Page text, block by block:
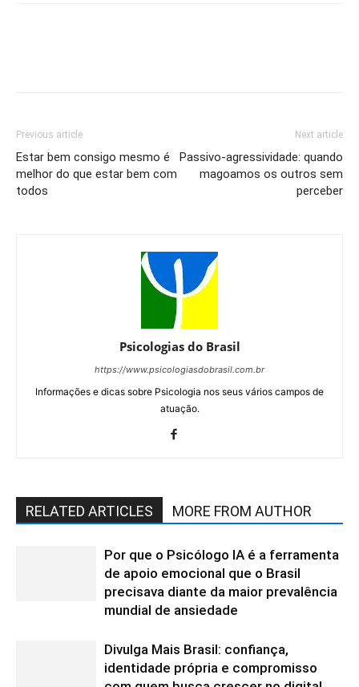
Previous article
Estar bem consigo mesmo é
melhor do que estar bem com
todos
Next article
Passivo-agressividade: quando
magoamos os outros sem
perceber
Psicologias do Brasil
https://www.psicologiasdobrasil.com.br
Informações e dicas sobre Psicologia nos seus vários campos de
atuação.
RELATED ARTICLES MORE FROM AUTHOR
Por que o Psicólogo IA é a ferramenta
de apoio emocional que o Brasil
precisava diante da maior prevalência
mundial de ansiedade
Divulga Mais Brasil: confiança,
identidade própria e compromisso